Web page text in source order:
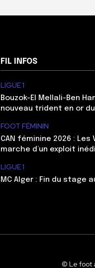
FIL INFOS
LIGUE 1
Bouzok-El Mellali-Ben
nouveau trident en or
FOOT FÉMININ
CAN féminine 2026 : Les
marche d’un exploit
LIGUE 1
MC Alger : Fin du stage
© Le foot